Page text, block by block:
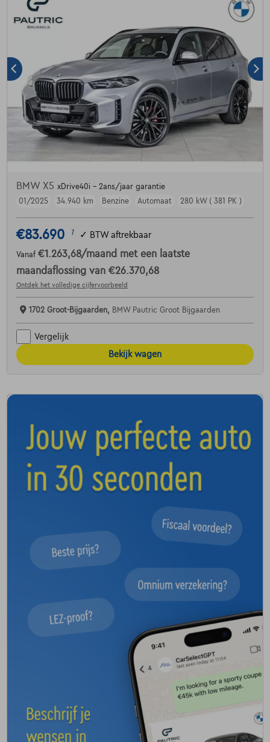
BMW X5 xDrive40i - 2ans/jaar garantie
01/2025
34.940 km Benzine Automaat 280 kW ( 381 PK )
€83.690 1 ✓ BTW aftrekbaar
Vanaf €1.263,68/maand met een laatste
maandaflossing van €26.370,68
Ontdek het volledige cijfervoorbeeld
1702 Groot-Bijgaarden, BMW Pautric Groot Bijgaarden
Vergelijk
Bekijk wagen